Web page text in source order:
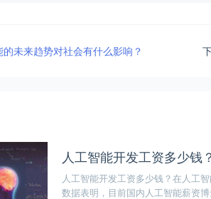
的未来趋势对社会有什么影响？
人工智能开发工资多少钱
人工智能开发工资多少钱？在人工
数据表明，目前国内人工智能薪资